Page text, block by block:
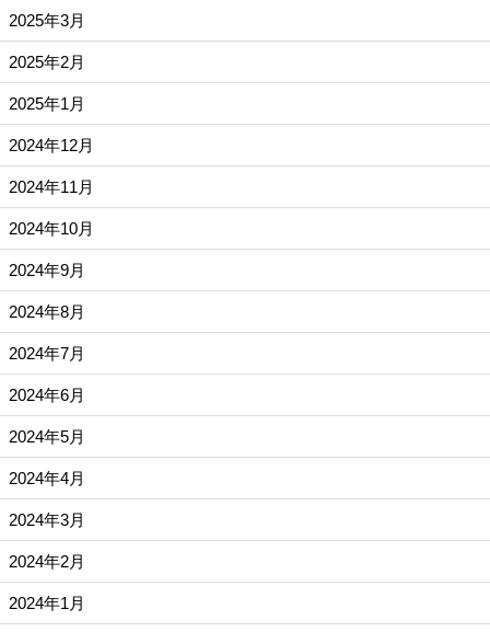
2025年3月
2025年2月
2025年1月
2024年12月
2024年11月
2024年10月
2024年9月
2024年8月
2024年7月
2024年6月
2024年5月
2024年4月
2024年3月
2024年2月
2024年1月